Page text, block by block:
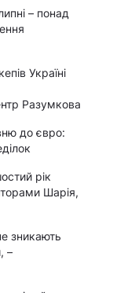
– понад
Україні
Разумкова
до євро:
рік
Шарія,
зникають
–